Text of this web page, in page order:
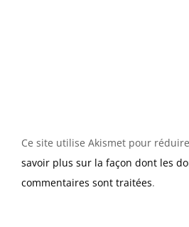
Ce site utilise Akismet pour
savoir plus sur la façon dont les
commentaires sont traitées.